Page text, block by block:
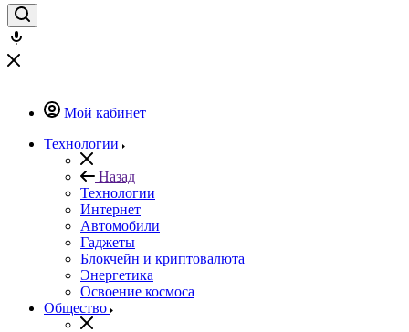
Мой кабинет
Технологии
Назад
Технологии
Интернет
Автомобили
Гаджеты
Блокчейн и криптовалюта
Энергетика
Освоение космоса
Общество